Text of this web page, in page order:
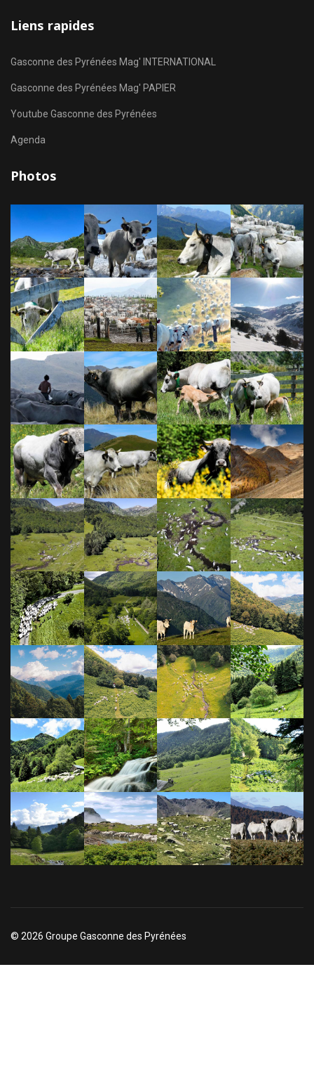
Liens rapides
Gasconne des Pyrénées Mag' INTERNATIONAL
Gasconne des Pyrénées Mag' PAPIER
Youtube Gasconne des Pyrénées
Agenda
Photos
© 2026 Groupe Gasconne des Pyrénées